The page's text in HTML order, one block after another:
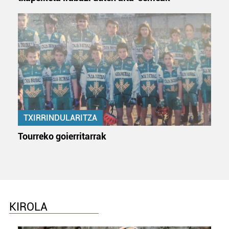
TXIRRINDULARITZA
Tourreko goierritarrak
KIROLA